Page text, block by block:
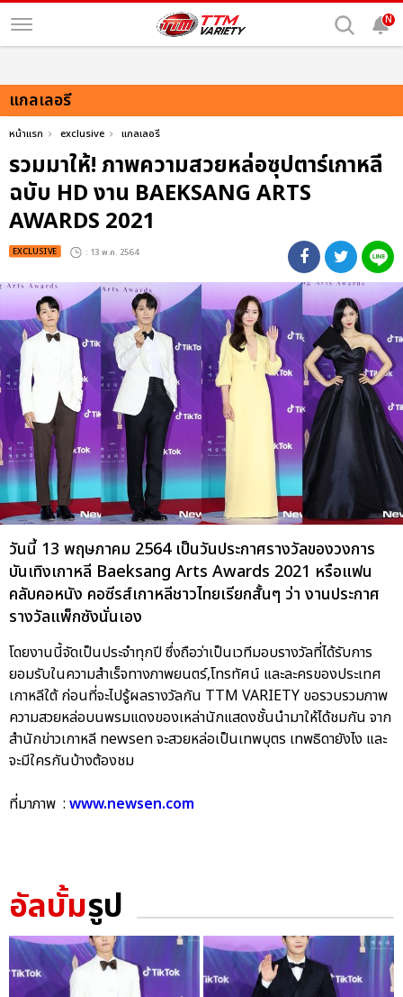
N
แกลเลอรี
หน้าแรก exclusive แกลเลอรี
รวมมาให้! ภาพความสวยหล่อซุปตาร์เกาหลี
ฉบับ HD งาน BAEKSANG ARTS
AWARDS 2021
EXCLUSIVE : 13 พ.ค. 2564
วันนี้ 13 พฤษภาคม 2564 เป็นวันประกาศรางวัลของวงการ
บันเทิงเกาหลี Baeksang Arts Awards 2021 หรือแฟน
คลับคอหนัง คอซีรส์เกาหลีชาวไทยเรียกสั้นๆ ว่า งานประกาศ
รางวัลแพ็กซังนั่นเอง
โดยงานนี้จัดเป็นประจำทุกปี ซึ่งถือว่าเป็นเวทีมอบรางวัลที่ได้รับการ
ยอมรับในความสำเร็จทางภาพยนตร์,โทรทัศน์ และละครของประเทศ
เกาหลีใต้ ก่อนที่จะไปรู้ผลรางวัลกัน TTM VARIETY ขอรวบรวมภาพ
ความสวยหล่อบนพรมแดงของเหล่านักแสดงชั้นนำมาให้ได้ชมกัน จาก
สำนักข่าวเกาหลี newsen จะสวยหล่อเป็นเทพบุตร เทพธิดายังไง และ
จะมีใครกันบ้างต้องชม
ที่มาภาพ : www.newsen.com
อัลบั้มรูป